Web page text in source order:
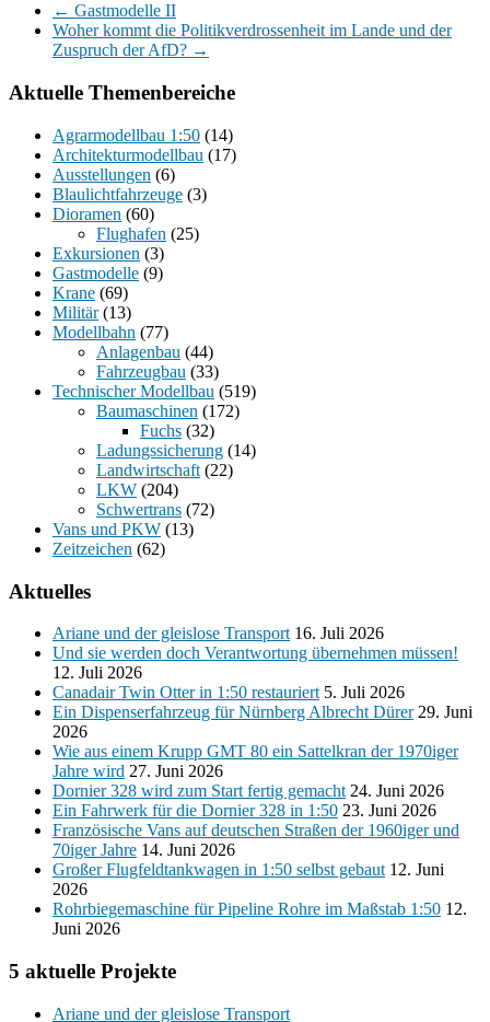
← Gastmodelle II
Woher kommt die Politikverdrossenheit im Lande und der
Zuspruch der AfD? →
Aktuelle Themenbereiche
Agrarmodellbau 1:50 (14)
Architekturmodellbau (17)
Ausstellungen (6)
Blaulichtfahrzeuge (3)
Dioramen (60)
Flughafen (25)
Exkursionen (3)
Gastmodelle (9)
Krane (69)
Militär(13)
Modellbahn (77)
Anlagenbau (44)
Fahrzeugbau (33)
Technischer Modellbau (519)
Baumaschinen (172)
Fuchs (32)
Ladungssicherung (14)
Landwirtschaft (22)
LKW (204)
Schwertrans (72)
Vans und PKW (13)
Zeitzeichen (62)
Aktuelles
Ariane und der gleislose Transport 16. Juli 2026
Und sie werden doch Verantwortung übernehmen müssen!
12. Juli 2026
Canadair Twin Otter in 1:50 restauriert 5. Juli 2026
Ein Dispenserfahrzeug für Nürnberg Albrecht Dürer 29. Juni
2026
Wie aus einem Krupp GMT 80 ein Sattelkran der 1970iger
Jahre wird 27. Juni 2026
Dornier 328 wird zum Start fertig gemacht 24. Juni 2026
Ein Fahrwerk für die Dornier 328 in 1:50 23. Juni 2026
Französische Vans auf deutschen Straßen der 1960iger und
70iger Jahre 14. Juni 2026
Großer Flugfeldtankwagen in 1:50 selbst gebaut 12. Juni
2026
Rohrbiegemaschine für Pipeline Rohre im Maßstab 1:50 12.
Juni 2026
5 aktuelle Projekte
Ariane und der gleislose Transport